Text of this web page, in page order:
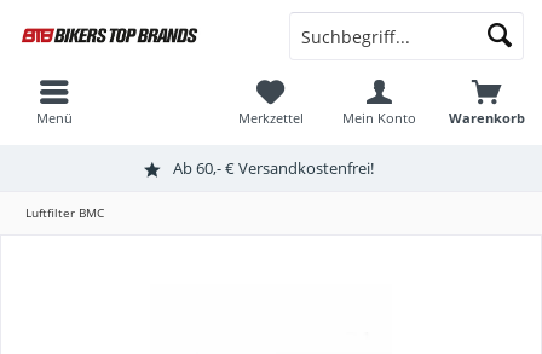
Ab 60,- € Versandkostenfrei!
Warenkorb
Merkzettel Mein Konto
Menü
Luftfilter BMC